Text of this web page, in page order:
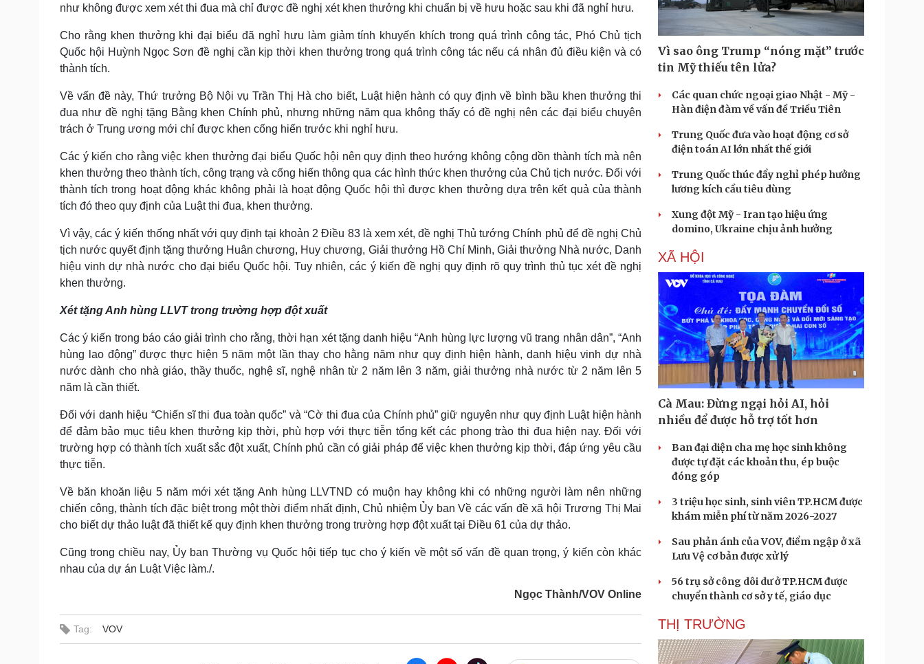
như không được xem xét thi đua mà chỉ được đề nghị xét khen thưởng khi chuẩn bị về hưu hoặc sau khi đã nghỉ hưu.
Cho rằng khen thưởng khi đại biểu đã nghỉ hưu làm giảm tính khuyến khích trong quá trình công tác, Phó Chủ tịch
Quốc hội Huỳnh Ngọc Sơn đề nghị cần kịp thời khen thưởng trong quá trình công tác nếu cá nhân đủ điều kiện và có
thành tích.
Về vấn đề này, Thứ trưởng Bộ Nội vụ Trần Thị Hà cho biết, Luật hiện hành có quy định về bình bầu khen thưởng thi
đua như đề nghị tặng Bằng khen Chính phủ, nhưng những năm qua không thấy có đề nghị nên các đại biểu chuyên
trách ở Trung ương mới chỉ được khen cống hiến trước khi nghỉ hưu.
Các ý kiến cho rằng việc khen thưởng đại biểu Quốc hội nên quy định theo hướng không cộng dồn thành tích mà nên
khen thưởng theo thành tích, công trạng và cống hiến thông qua các hình thức khen thưởng của Chủ tịch nước. Đối với
thành tích trong hoạt động khác không phải là hoạt động Quốc hội thì được khen thưởng dựa trên kết quả của thành
tích đó theo quy định của Luật thi đua, khen thưởng.
Vì vậy, các ý kiến thống nhất với quy định tại khoản 2 Điều 83 là xem xét, đề nghị Thủ tướng Chính phủ để đề nghị Chủ
tịch nước quyết định tặng thưởng Huân chương, Huy chương, Giải thưởng Hồ Chí Minh, Giải thưởng Nhà nước, Danh
hiệu vinh dự nhà nước cho đại biểu Quốc hội. Tuy nhiên, các ý kiến đề nghị quy định rõ quy trình thủ tục xét đề nghị
khen thưởng.
Xét tặng Anh hùng LLVT trong trường hợp đột xuất
Các ý kiến trong báo cáo giải trình cho rằng, thời hạn xét tặng danh hiệu “Anh hùng lực lượng vũ trang nhân dân”, “Anh
hùng lao động” được thực hiện 5 năm một lần thay cho hằng năm như quy định hiện hành, danh hiệu vinh dự nhà
nước dành cho nhà giáo, thầy thuốc, nghệ sĩ, nghệ nhân từ 2 năm lên 3 năm, giải thưởng nhà nước từ 2 năm lên 5
năm là cần thiết.
Đối với danh hiệu “Chiến sĩ thi đua toàn quốc” và “Cờ thi đua của Chính phủ” giữ nguyên như quy định Luật hiện hành
để đảm bảo mục tiêu khen thưởng kịp thời, phù hợp với thực tiễn tổng kết các phong trào thi đua hiện nay. Đối với
trường hợp có thành tích xuất sắc đột xuất, Chính phủ cần có giải pháp để việc khen thưởng kịp thời, đáp ứng yêu cầu
thực tiễn.
Về băn khoăn liệu 5 năm mới xét tặng Anh hùng LLVTND có muộn hay không khi có những người làm nên những
chiến công, thành tích đặc biệt trong một thời điểm nhất định, Chủ nhiệm Ủy ban Về các vấn đề xã hội Trương Thị Mai
cho biết dự thảo luật đã thiết kế quy định khen thưởng trong trường hợp đột xuất tại Điều 61 của dự thảo.
Cũng trong chiều nay, Ủy ban Thường vụ Quốc hội tiếp tục cho ý kiến về một số vấn đề quan trọng, ý kiến còn khác
nhau của dự án Luật Việc làm./.
Ngọc Thành/VOV Online
Tag: VOV
Vì sao ông Trump “nóng mặt” trước
tin Mỹ thiếu tên lửa?
Các quan chức ngoại giao Nhật - Mỹ -
Hàn điện đàm về vấn đề Triều Tiên
Trung Quốc đưa vào hoạt động cơ sở
điện toán AI lớn nhất thế giới
Trung Quốc thúc đẩy nghỉ phép hưởng
lương kích cầu tiêu dùng
Xung đột Mỹ - Iran tạo hiệu ứng
domino, Ukraine chịu ảnh hưởng
XÃ HỘI
Cà Mau: Đừng ngại hỏi AI, hỏi
nhiều để được hỗ trợ tốt hơn
Ban đại diện cha mẹ học sinh không
được tự đặt các khoản thu, ép buộc
đóng góp
3 triệu học sinh, sinh viên TP.HCM được
khám miễn phí từ năm 2026-2027
Sau phản ánh của VOV, điểm ngập ở xã
Lưu Vệ cơ bản được xử lý
56 trụ sở công dôi dư ở TP.HCM được
chuyển thành cơ sở y tế, giáo dục
THỊ TRƯỜNG